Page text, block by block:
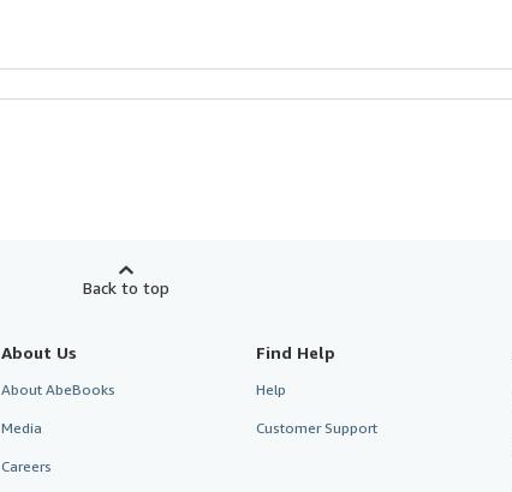
Back to top
About Us
About AbeBooks
Media
Careers
Find Help
Help
Customer Support